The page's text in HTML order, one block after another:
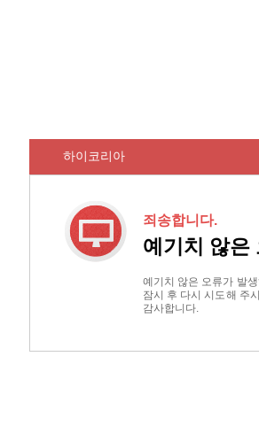
하이코리아
죄송합니다.
예기치 않은
예기치 않은 오류가 발
잠시 후 다시 시도해 주
감사합니다.